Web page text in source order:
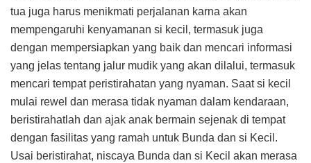
tua juga harus menikmati perjalanan karna akan
mempengaruhi kenyamanan si kecil, termasuk juga
dengan mempersiapkan yang baik dan mencari informasi
yang jelas tentang jalur mudik yang akan dilalui, termasuk
mencari tempat peristirahatan yang nyaman. Saat si kecil
mulai rewel dan merasa tidak nyaman dalam kendaraan,
beristirahatlah dan ajak anak bermain sejenak di tempat
dengan fasilitas yang ramah untuk Bunda dan si Kecil.
Usai beristirahat, niscaya Bunda dan si Kecil akan merasa